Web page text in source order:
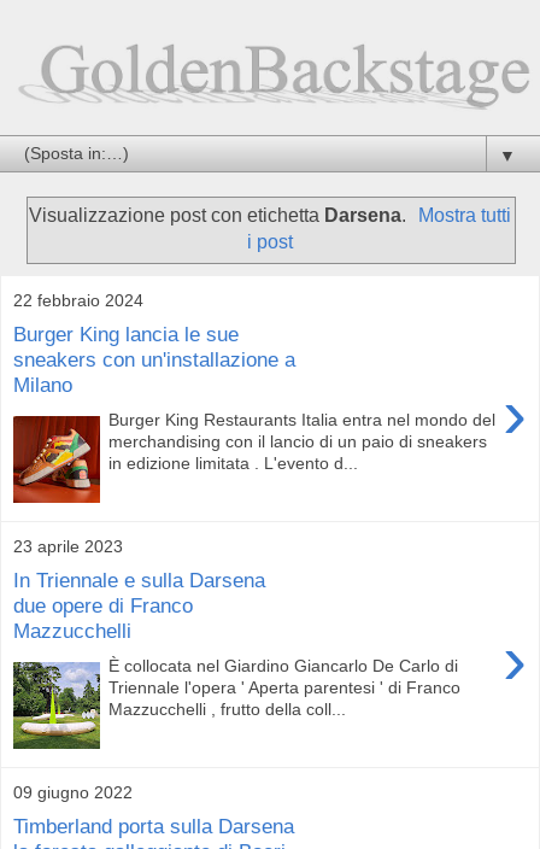
▼
Visualizzazione post con etichetta Darsena.
Mostra tutti
i post
22 febbraio 2024
Burger King lancia le sue
sneakers con un'installazione a
Milano
›
Burger King Restaurants Italia entra nel mondo del
merchandising con il lancio di un paio di sneakers
in edizione limitata . L'evento d...
23 aprile 2023
In Triennale e sulla Darsena
due opere di Franco
Mazzucchelli
›
È collocata nel Giardino Giancarlo De Carlo di
Triennale l'opera ' Aperta parentesi ' di Franco
Mazzucchelli , frutto della coll...
09 giugno 2022
Timberland porta sulla Darsena